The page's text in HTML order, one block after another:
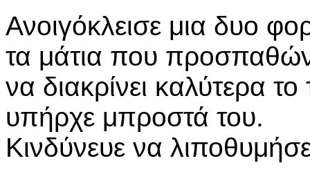
Ανοιγόκλεισε μια δυο
τα μάτια που
να διακρίνει καλύτερα το
υπήρχε μπροστά του.
Κινδύνευε να